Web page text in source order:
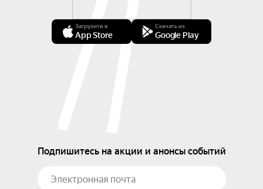
Загрузите в
App Store
Скачать из
Google Play
Подпишитесь на акции и анонсы событий